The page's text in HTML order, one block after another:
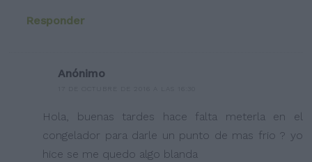
Responder
Anónimo
Hola, buenas tardes hace falta meterla en el
congelador para darle un punto de mas frio ? yo
hice se me quedo algo blanda